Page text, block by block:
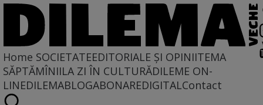
Home SOCIETATEEDITORIALE ȘI OPINIITEMA
SĂPTĂMÎNIILA ZI ÎN CULTURĂDILEME ON-
LINEDILEMABLOGABONAREDIGITALContact